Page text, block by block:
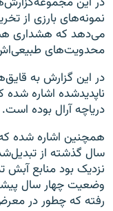
نمونه‌های بارزی از
می‌دهد که هشداری
محدویت‌های طبیعی‌اش
در این گزارش به
ناپدیدشده اشاره شده
دریاچه آرال بوده است.
همچنین اشاره شده
سال گذشته از
نزدیک بود منابع
وضعیت چهار سال
رفته که چطور در